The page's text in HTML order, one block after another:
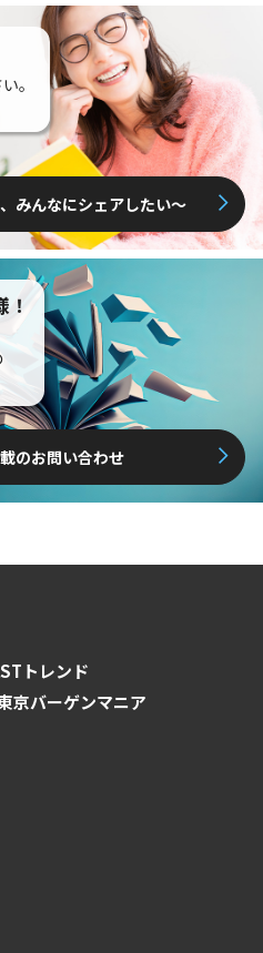
。
みんなにシェアしたい〜
のお問い合わせ
トレンド
京バーゲンマニア